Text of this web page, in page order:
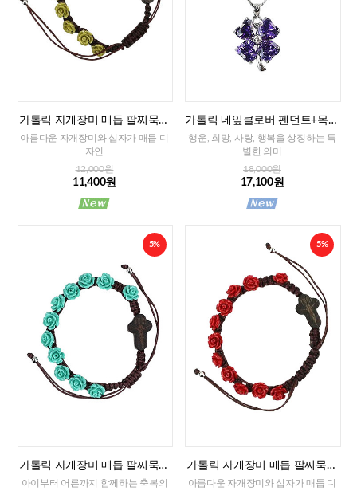
가톨릭 자개장미 매듭 팔찌묵주
(그린)-8mm
아름다운 자개장미와 십자가 매듭 디
자인
12,000원
11,400원
가톨릭 네잎클로버 펜던트+목걸
이줄
행운, 희망, 사랑, 행복을 상징하는 특
별한 의미
18,000원
17,100원
5%
가톨릭 자개장미 매듭 팔찌묵주
(민트)-8mm
아이부터 어른까지 함께하는 축복의
5%
가톨릭 자개장미 매듭 팔찌묵주
(레드)-8mm
아름다운 자개장미와 십자가 매듭 디